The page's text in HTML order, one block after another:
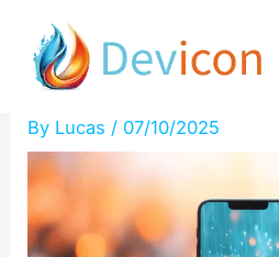
content
Boostez votre
SEO explosif !
By Lucas / 07/10/2025